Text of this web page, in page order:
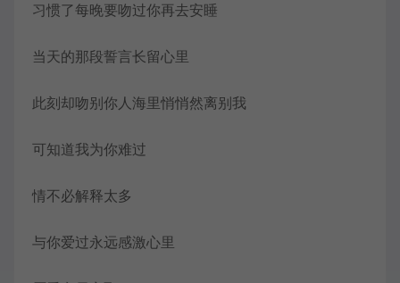
习惯了每晚要吻过你再去安睡
当天的那段誓言长留心里
此刻却吻别你人海里悄悄然离别我
可知道我为你难过
情不必解释太多
与你爱过永远感激心里